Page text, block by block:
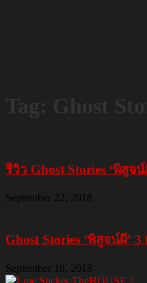
รีวิว Ghost Stories ‘พิสู
September 22, 2018
Ghost Stories ‘พิสูจน์ผี’
September 18, 2018